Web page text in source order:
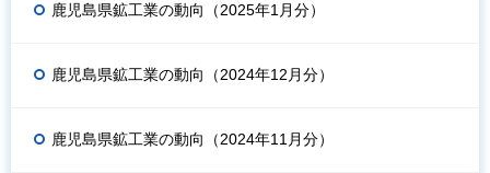
鹿児島県鉱工業の動向（2025年1月分）
鹿児島県鉱工業の動向（2024年12月分）
鹿児島県鉱工業の動向（2024年11月分）